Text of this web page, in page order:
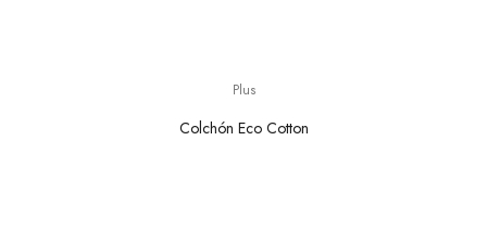
Plus
Colchón Eco Cotton